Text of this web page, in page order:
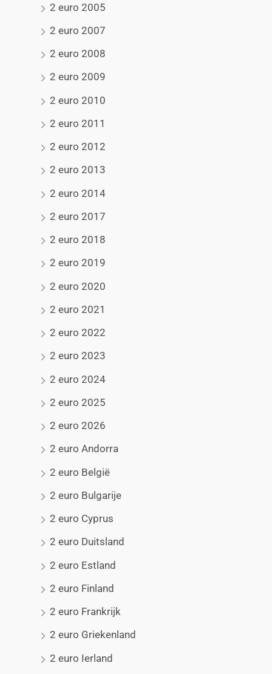
2 euro 2005
2 euro 2007
2 euro 2008
2 euro 2009
2 euro 2010
2 euro 2011
2 euro 2012
2 euro 2013
2 euro 2014
2 euro 2017
2 euro 2018
2 euro 2019
2 euro 2020
2 euro 2021
2 euro 2022
2 euro 2023
2 euro 2024
2 euro 2025
2 euro 2026
2 euro Andorra
2 euro België
2 euro Bulgarije
2 euro Cyprus
2 euro Duitsland
2 euro Estland
2 euro Finland
2 euro Frankrijk
2 euro Griekenland
2 euro Ierland